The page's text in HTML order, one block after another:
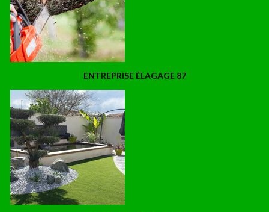
ENTREPRISE ÉLAGAGE 87